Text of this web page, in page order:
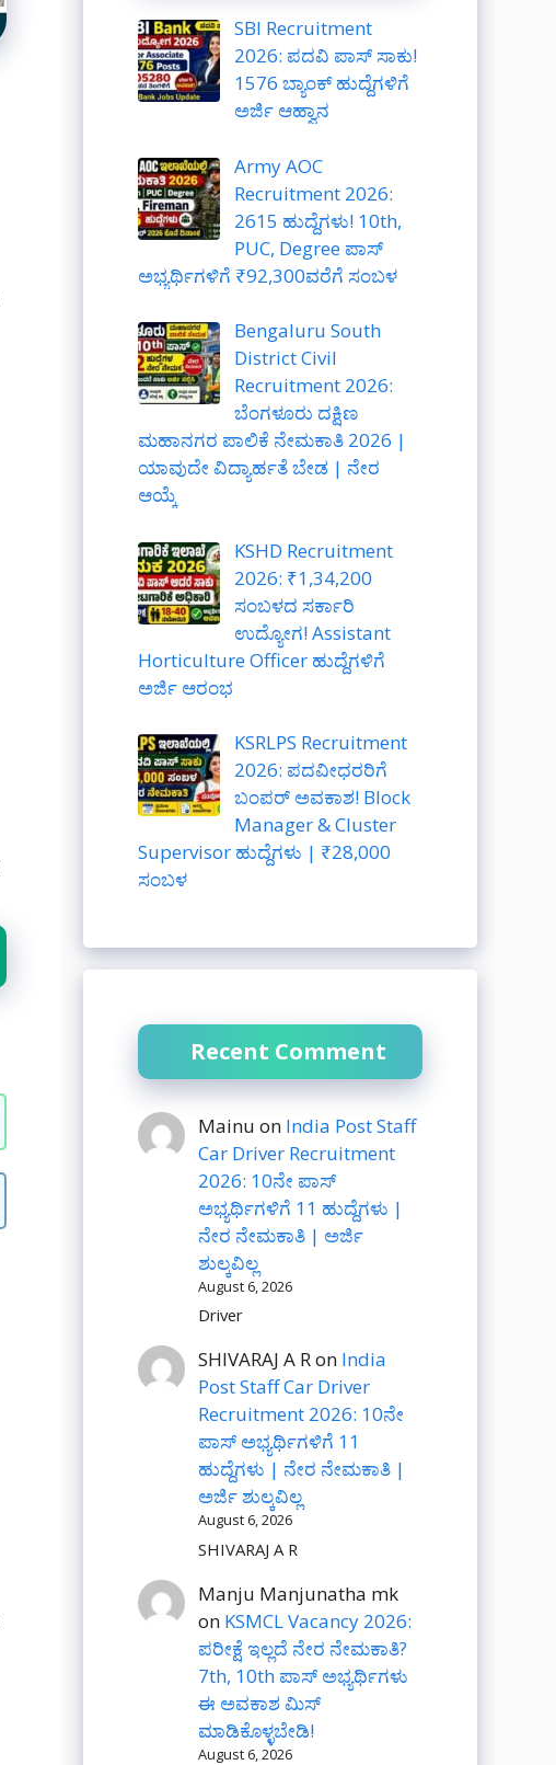
SBI Recruitment
2026: ಪದವಿ ಪಾಸ್ ಸಾಕು!
1576 ಬ್ಯಾಂಕ್ ಹುದ್ದೆಗಳಿಗೆ
ಅರ್ಜಿ ಆಹ್ವಾನ
Army AOC
Recruitment 2026:
2615 ಹುದ್ದೆಗಳು! 10th,
PUC, Degree ಪಾಸ್
ಅಭ್ಯರ್ಥಿಗಳಿಗೆ ₹92,300ವರೆಗೆ ಸಂಬಳ
Bengaluru South
District Civil
Recruitment 2026:
ಬೆಂಗಳೂರು ದಕ್ಷಿಣ
ಮಹಾನಗರ ಪಾಲಿಕೆ ನೇಮಕಾತಿ 2026 |
ಯಾವುದೇ ವಿದ್ಯಾರ್ಹತೆ ಬೇಡ | ನೇರ
ಆಯ್ಕೆ
KSHD Recruitment
2026: ₹1,34,200
ಸಂಬಳದ ಸರ್ಕಾರಿ
ಉದ್ಯೋಗ! Assistant
Horticulture Officer ಹುದ್ದೆಗಳಿಗೆ
ಅರ್ಜಿ ಆರಂಭ
KSRLPS Recruitment
2026: ಪದವೀಧರರಿಗೆ
ಬಂಪರ್ ಅವಕಾಶ! Block
Manager & Cluster
Supervisor ಹುದ್ದೆಗಳು | ₹28,000
ಸಂಬಳ
Recent Comment
Mainu on India Post Staff
Car Driver Recruitment
2026: 10ನೇ ಪಾಸ್
ಅಭ್ಯರ್ಥಿಗಳಿಗೆ 11 ಹುದ್ದೆಗಳು |
ನೇರ ನೇಮಕಾತಿ | ಅರ್ಜಿ
ಶುಲ್ಕವಿಲ್ಲ
August 6, 2026
Driver
SHIVARAJ A Ron India
Post Staff Car Driver
Recruitment 2026: 10ನೇ
ಪಾಸ್ ಅಭ್ಯರ್ಥಿಗಳಿಗೆ 11
ಹುದ್ದೆಗಳು | ನೇರ ನೇಮಕಾತಿ |
ಅರ್ಜಿ ಶುಲ್ಕವಿಲ್ಲ
August 6, 2026
SHIVARAJ A R
Manju Manjunatha mk
on KSMCL Vacancy 2026:
ಪರೀಕ್ಷೆ ಇಲ್ಲದೆ ನೇರ ನೇಮಕಾತಿ?
7th, 10th ಪಾಸ್ ಅಭ್ಯರ್ಥಿಗಳು
ಈ ಅವಕಾಶ ಮಿಸ್
ಮಾಡಿಕೊಳ್ಳಬೇಡಿ!
August 6, 2026